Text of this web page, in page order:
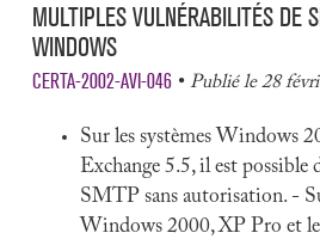
MULTIPLES VULNÉRABILITÉS DE
WINDOWS
CERTA-2002-AVI-046 Publié le 28
Sur les systèmes Windows
Exchange 5.5, il est possible
SMTP sans autorisation. -
Windows 2000, XP Pro et